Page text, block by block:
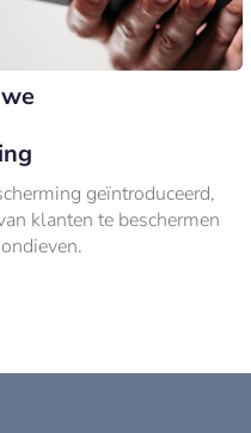
geïntroduceerd,
klanten te beschermen